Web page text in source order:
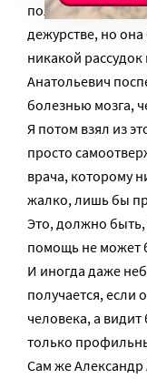
положении, как я
дежурстве, но она
никакой
Анатольевич
болезнью мозга,
Я потом взял из
просто
врача, которому
жалко, лишь бы
Это, должно быть,
помощь не может
И иногда даже
получается, если
человека, а
только
Сам же